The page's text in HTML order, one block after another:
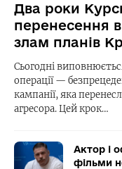
Два роки
перенесення
злам планів
Сьогодні
операції —
кампанії, яка
агресора. Цей крок…
Актор і
фільми